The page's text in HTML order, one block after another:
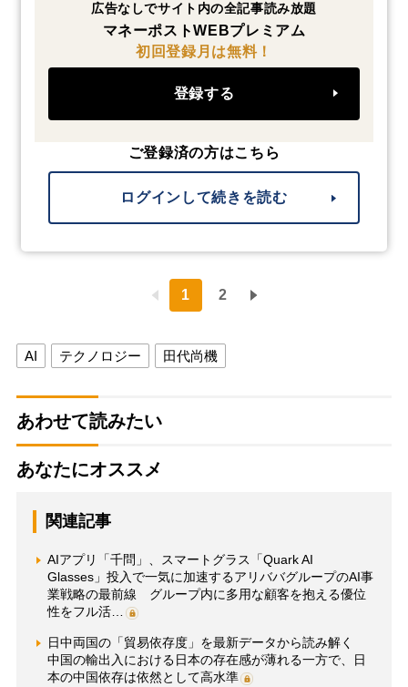
広告なしでサイト内の全記事読み放題
マネーポストWEBプレミアム
初回登録月は無料！
登録する
ご登録済の方はこちら
ログインして続きを読む
1 2
AI テクノロジー 田代尚機
あわせて読みたい
あなたにオススメ
関連記事
AIアプリ「千問」、スマートグラス「Quark AI
Glasses」投入で一気に加速するアリババグループのAI事
業戦略の最前線 グループ内に多用な顧客を抱える優位
性をフル活…
日中両国の「貿易依存度」を最新データから読み解く
中国の輸出入における日本の存在感が薄れる一方で、日
本の中国依存は依然として高水準